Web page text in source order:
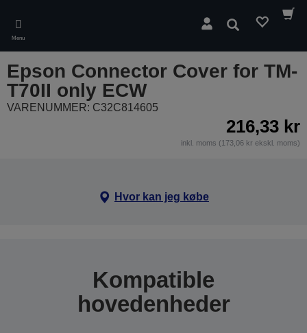
main
content
Menu
Søg
Epson Connector Cover for TM-
T70II only ECW
VARENUMMER: C32C814605
216,33 kr
inkl. moms (173,06 kr ekskl. moms)
Hvor kan jeg købe
Kompatible
hovedenheder